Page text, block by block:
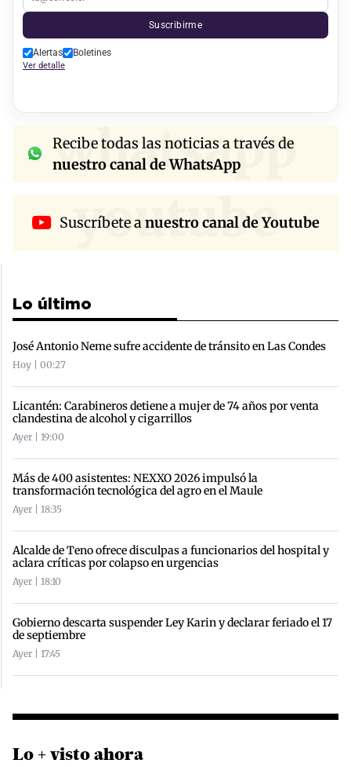
Suscribirme
Alertas Boletines
Ver detalle
whatsapp
Recibe todas las noticias a través de
nuestro canal de WhatsApp
youtube
Suscríbete anuestro canal de Youtube
Lo último
José Antonio Neme sufre accidente de tránsito en Las Condes
Hoy | 00:27
Licantén: Carabineros detiene a mujer de 74 años por venta
clandestina de alcohol y cigarrillos
Ayer | 19:00
Más de 400 asistentes: NEXXO 2026 impulsó la
transformación tecnológica del agro en el Maule
Ayer | 18:35
Alcalde de Teno ofrece disculpas a funcionarios del hospital y
aclara críticas por colapso en urgencias
Ayer | 18:10
Gobierno descarta suspender Ley Karin y declarar feriado el 17
de septiembre
Ayer | 17:45
Lo + visto ahora